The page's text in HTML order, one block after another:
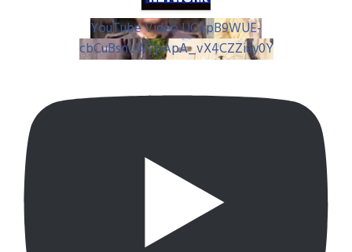
YouTube Video UC4pB9WUE-
cbCuBsnLW7pApA_vX4CZZiay0Y